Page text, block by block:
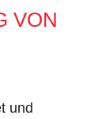
VON
und